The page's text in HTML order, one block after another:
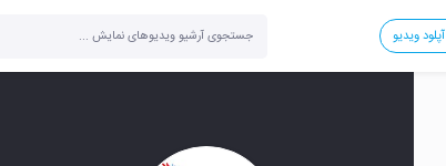
آپلود ویدیو